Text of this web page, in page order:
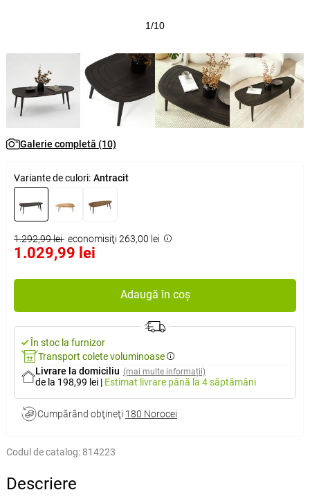
1/10
Galerie completă (10)
Variante de culori: Antracit
1.292,99 lei economisiţi 263,00 lei
1.029,99 lei
Adaugă în coș
În stoc la furnizor
Transport colete voluminoase
Livrare la domiciliu (mai multe informații)
de la 198,99 lei | Estimat livrare până la 4 săptămâni
Cumpărând obţineţi 180 Norocei
Codul de catalog: 814223
Descriere